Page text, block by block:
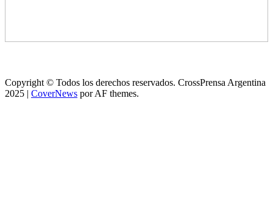
Copyright © Todos los derechos reservados. CrossPrensa Argentina
2025 | CoverNews por AF themes.